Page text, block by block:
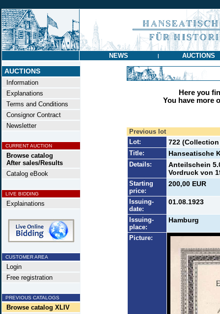
NEWS | AUCTIONS
AUCTIONS
Information
Explanations
Terms and Conditions
Consignor Contract
Newsletter
CURRENT AUCTION
Browse catalog
After sales/Results
Catalog eBook
LIVE BIDDING
Explainations
CUSTOMER AREA
Login
Free registration
PREVIOUS CATALOGS
Browse catalog XLIV
Here you
You have more
Previous lot
Lot:
722
Title: Hanseatische
Details:
Anteilschein
Vordruck von
Starting
price:
200,00 EUR
Issuing-
date:
01.08.1923
Issuing-
place:
Hamburg
Picture: